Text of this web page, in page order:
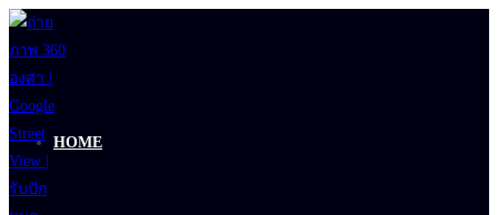
Skip
to
content
HOME